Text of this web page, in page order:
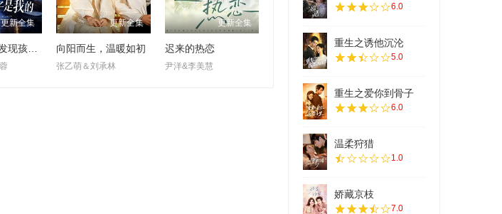
更新全集
当上月嫂后发现孩子是我的
更新全集
向阳而生，温暖如初
张乙萌＆刘承林
更新全集
迟来的热恋
尹洋&李美慧
6.0
重生之诱他沉沦
5.0
重生之爱你到骨子
6.0
温柔狩猎
1.0
娇藏京枝
7.0